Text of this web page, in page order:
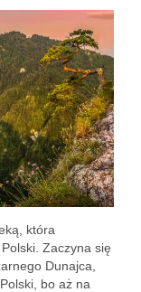
która
Zaczyna się
Dunajca,
bo aż na